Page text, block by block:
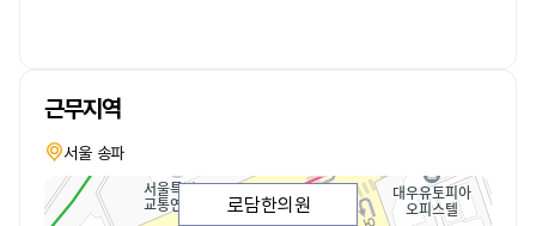
근무지역
서울 송파
로담한의원